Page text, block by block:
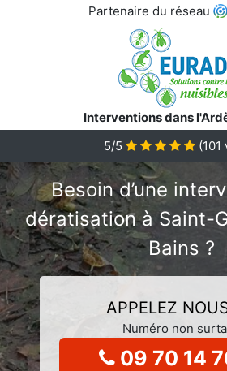
Partenaire du réseau
Interventions dans
5/5
(101
Besoin d’une
dératisation à Saint-
Bains ?
APPELEZ
Numéro non
09 70 14